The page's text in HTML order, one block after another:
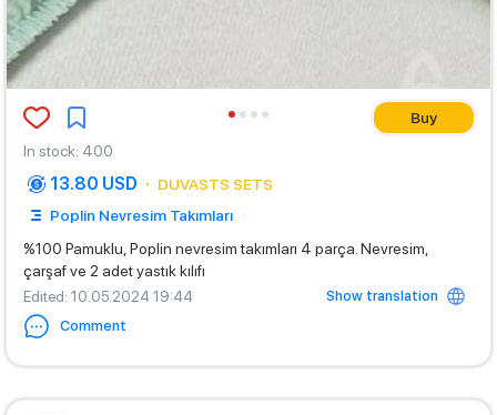
Buy
In stock: 400
13.80 USD
DUVASTS SETS
Poplin Nevresim Takımları
%100 Pamuklu, Poplin nevresim takımları 4 parça. Nevresim,
çarşaf ve 2 adet yastık kılıfı
Edited: 10.05.2024 19:44
Show translation
Comment